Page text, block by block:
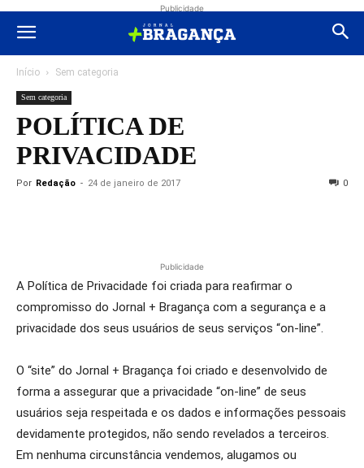
Publicidade
Início Sem categoria
Sem categoria
POLÍTICA DE
PRIVACIDADE
Por Redação - 24 de janeiro de 2017 0
Publicidade
A Política de Privacidade foi criada para reafirmar o
compromisso do Jornal + Bragança com a segurança e a
privacidade dos seus usuários de seus serviços “on-line”.
O “site” do Jornal + Bragança foi criado e desenvolvido de
forma a assegurar que a privacidade “on-line” de seus
usuários seja respeitada e os dados e informações pessoais
devidamente protegidos, não sendo revelados a terceiros.
Em nenhuma circunstância vendemos, alugamos ou